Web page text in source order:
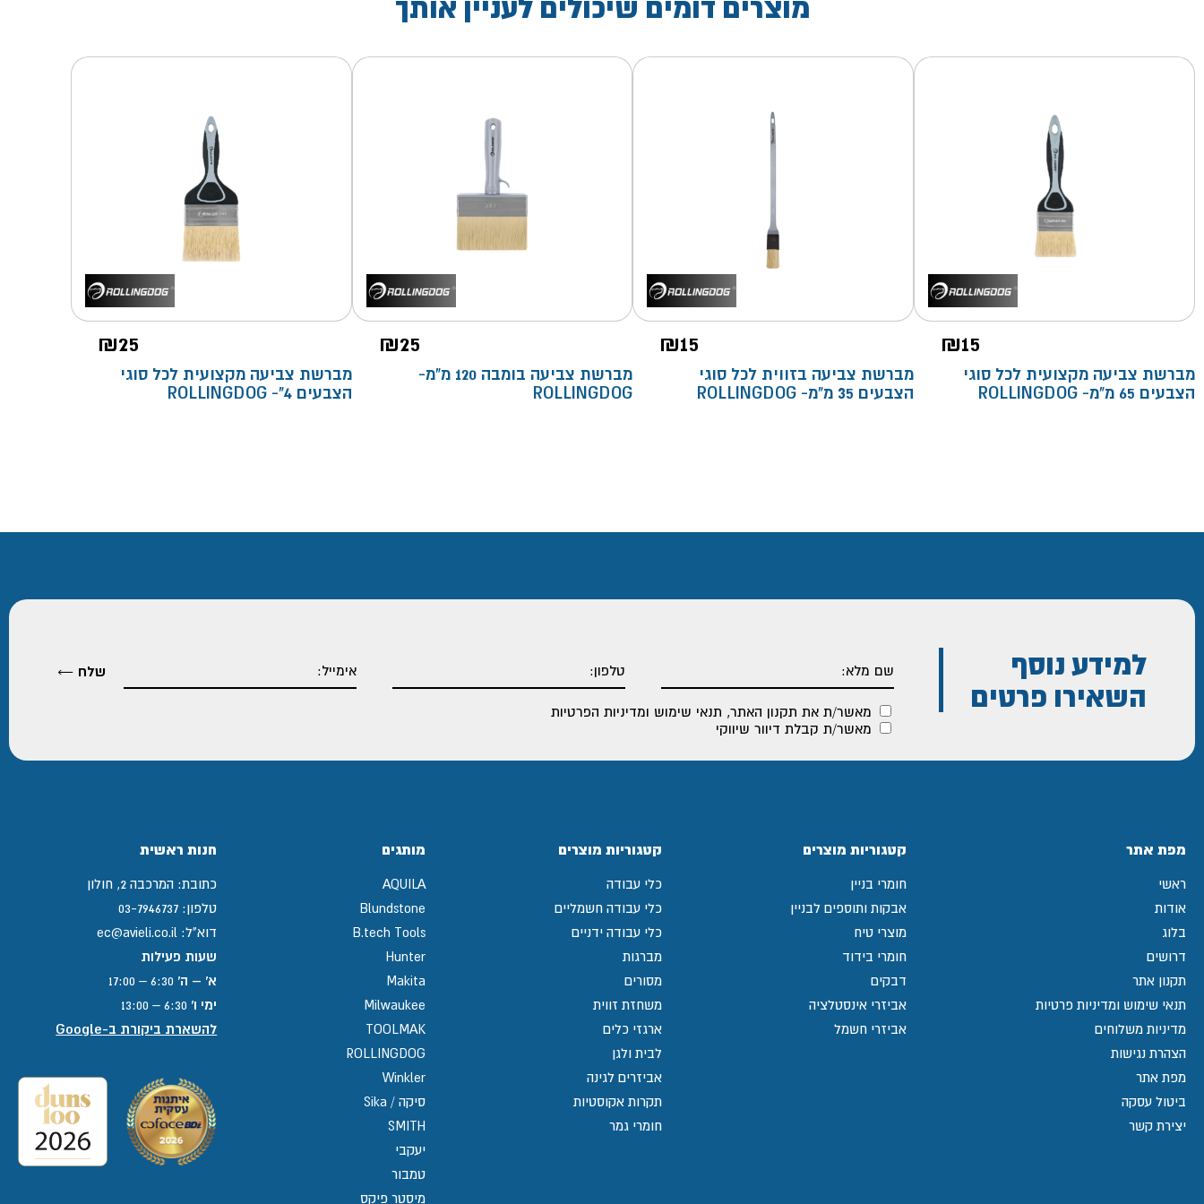
מוצרים דומים שיכולים לעניין אותך
₪15
מברשת צביעה מקצועית לכל סוגי
הצבעים 65 מ"מ- ROLLINGDOG
₪15
מברשת צביעה בזווית לכל סוגי
הצבעים 35 מ"מ- ROLLINGDOG
₪25
מברשת צביעה בומבה 120 מ"מ-
ROLLINGDOG
₪25
מברשת צביעה מקצועית לכל סוגי
הצבעים 4"- ROLLINGDOG
למידע נוסף
השאירו פרטים
מאשר/ת את תקנון האתר, תנאי שימוש ומדיניות הפרטיות
מאשר/ת קבלת דיוור שיווקי
מפת אתר
ראשי
אודות
בלוג
דרושים
תקנון אתר
תנאי שימוש ומדיניות פרטיות
מדיניות משלוחים
הצהרת נגישות
מפת אתר
ביטול עסקה
יצירת קשר
קטגוריות מוצרים
חומרי בניין
אבקות ותוספים לבניין
מוצרי טיח
חומרי בידוד
דבקים
אביזרי אינסטלציה
אביזרי חשמל
קטגוריות מוצרים
כלי עבודה
כלי עבודה חשמליים
כלי עבודה ידניים
מברגות
מסורים
משחזת זווית
ארגזי כלים
לבית ולגן
אביזרים לגינה
תקרות אקוסטיות
חומרי גמר
מותגים
AQUILA
Blundstone
B.tech Tools
Hunter
Makita
Milwaukee
TOOLMAK
ROLLINGDOG
Winkler
סיקה / Sika
SMITH
יעקבי
טמבור
מיסטר פיקס
חנות ראשית
כתובת: המרכבה 2, חולון
טלפון: 03-7946737
דוא"ל: ec@avieli.co.il
שעות פעילות
א' – ה'
ימי ו'
להשארת ביקורת ב-Google